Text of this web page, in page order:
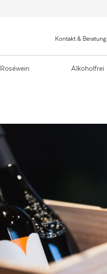
Kontakt & Beratung
Roséwein Alkoholfrei